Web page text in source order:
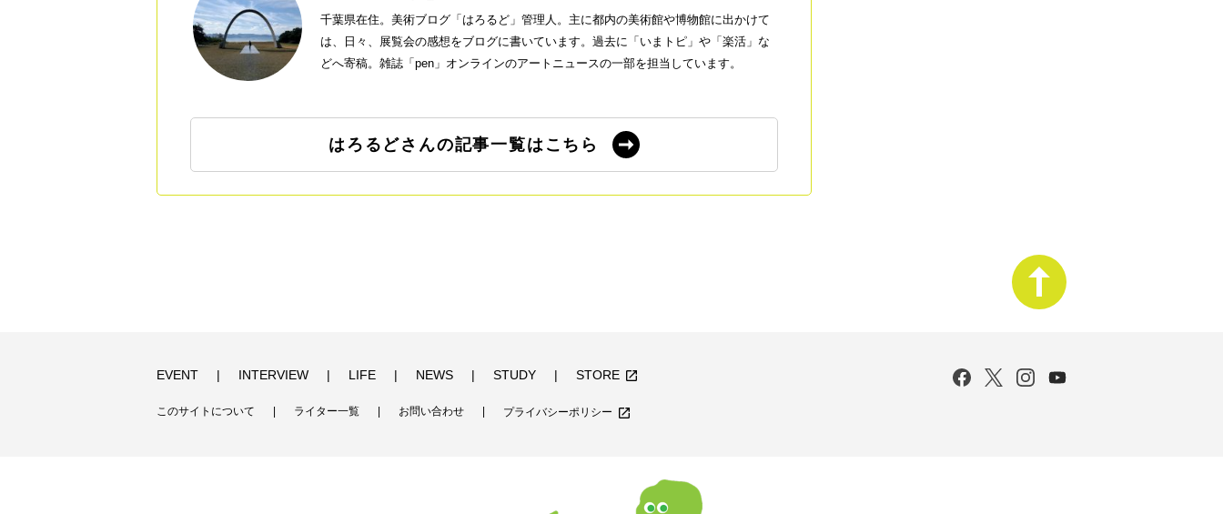
千葉県在住。美術ブログ「はろるど」管理人。主に都内の美術館や博物館に出かけて
は、日々、展覧会の感想をブログに書いています。過去に「いまトピ」や「楽活」な
どへ寄稿。雑誌「pen」オンラインのアートニュースの一部を担当しています。
はろるどさんの記事一覧はこちら
EVENT INTERVIEW LIFE NEWS STUDY STORE launch
このサイトについて ライター一覧 お問い合わせ プライバシーポリシー launch